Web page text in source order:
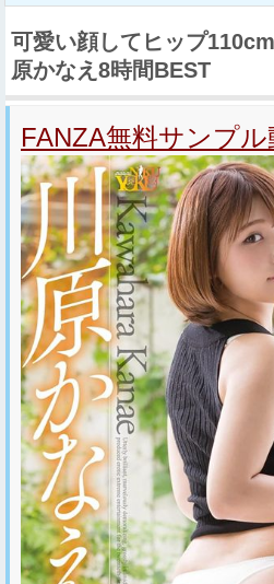
可愛い顔してヒップ
原かなえ8時間BEST
FANZA無料サンプル